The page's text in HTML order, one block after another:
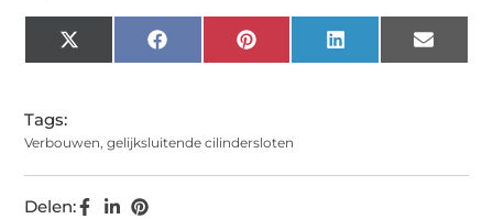
X
(Twitter)
Facebook Pinterest LinkedIn Email
Tags:
Verbouwen,gelijksluitende cilindersloten
Delen: